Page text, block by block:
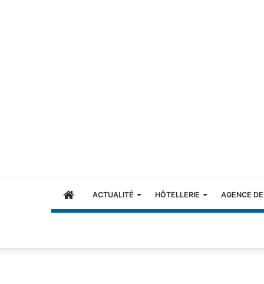
ACCUEILACTUALITÉ HÔTELLERIE AGENCE